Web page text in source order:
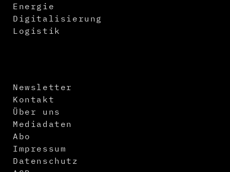
Energie
Digitalisierung
Logistik
Newsletter
Kontakt
Über uns
Mediadaten
Abo
Impressum
Datenschutz